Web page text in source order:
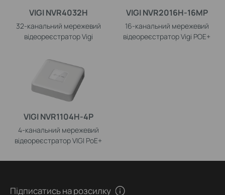
VIGI NVR4032H
32-канальний мережевий
відеореєстратор Vigi
VIGI NVR2016H-16MP
16-канальний мережевий
відеореєстратор Vigi POE+
VIGI NVR1104H-4P
4-канальний мережевий
відеореєстратор VIGI PoE+
Підписатись на розсилку